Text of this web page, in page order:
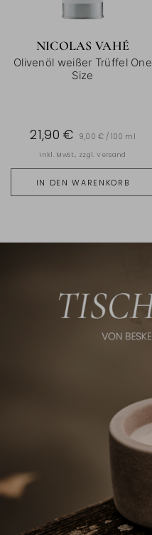
NICOLAS VAHÉ
Olivenöl weißer Trüffel One
Size
IN DEN WARENKORB
21,90 € 9,00 € / 100 ml
inkl. MwSt., zzgl.Versand